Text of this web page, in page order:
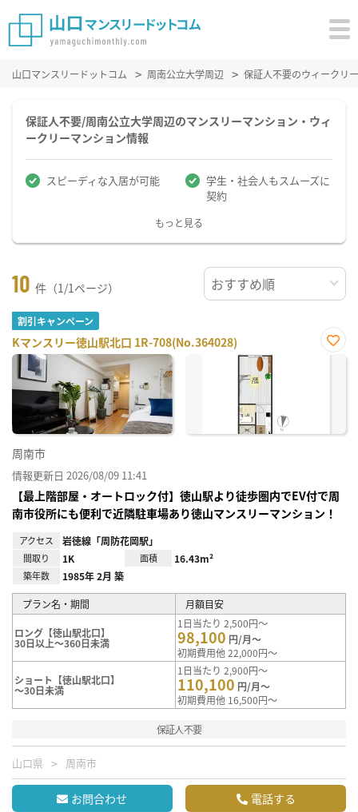
山口マンスリードットコム 周南公立大学周辺 保証人不要のウィークリ
保証人不要/周南公立大学周辺のマンスリーマンション・ウィ
ークリーマンション情報
スピーディな入居が可能
学生・社会人もスムーズに
契約
もっと見る
10 件（1/1ページ）
割引キャンペーン
Kマンスリー徳山駅北口 1R-708(No.364028)
お気
周南市
情報更新日 2026/08/09 11:41
【最上階部屋・オートロック付】徳山駅より徒歩圏内でEV付で周
南市役所にも便利で近隣駐車場あり徳山マンスリーマンション！
アクセス 岩徳線「周防花岡駅」
間取り 1K 面積 16.43m²
築年数 1985年 2月 築
プラン名・期間 月額目安
ロング【徳山駅北口】
30日以上～360日未満
1日当たり 2,500円～
98,100 円/月～
初期費用他 22,000円～
ショート【徳山駅北口】
～30日未満
1日当たり 2,900円～
110,100 円/月～
初期費用他 16,500円～
保証人不要
山口県 周南市
お問合わせ 電話する